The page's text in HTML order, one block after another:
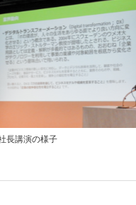
長講演の様子